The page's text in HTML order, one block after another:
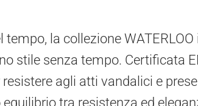
tempo, la collezione
stile senza tempo. Certificata
agli atti vandalici e
tra resistenza ed